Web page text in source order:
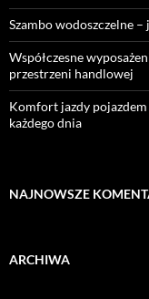
Szambo wodoszczelne –
Współczesne
przestrzeni handlowej
Komfort jazdy
każdego dnia
NAJNOWSZE
ARCHIWA